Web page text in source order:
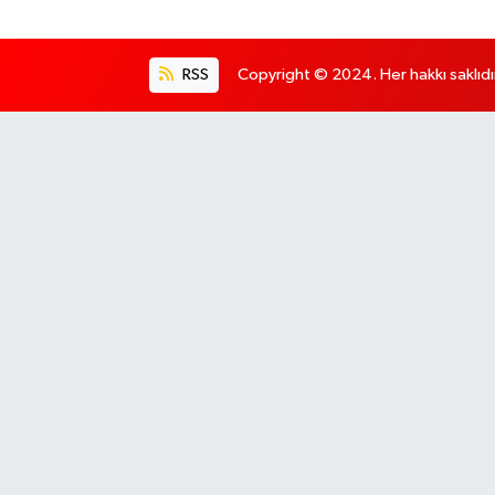
RSS Copyright © 2024. Her hakkı